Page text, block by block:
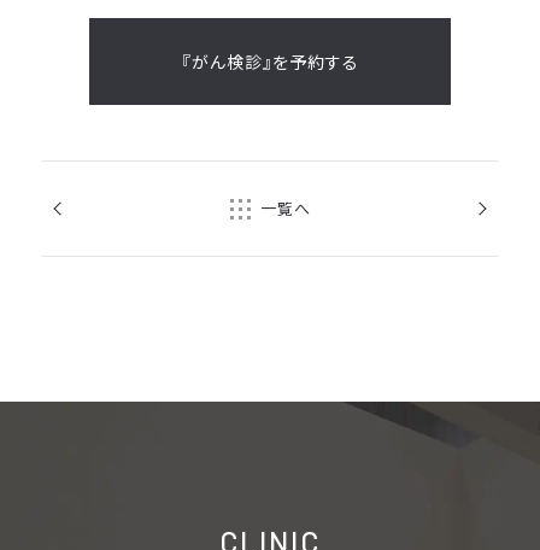
『がん検診』を予約する
一覧へ
CLINIC